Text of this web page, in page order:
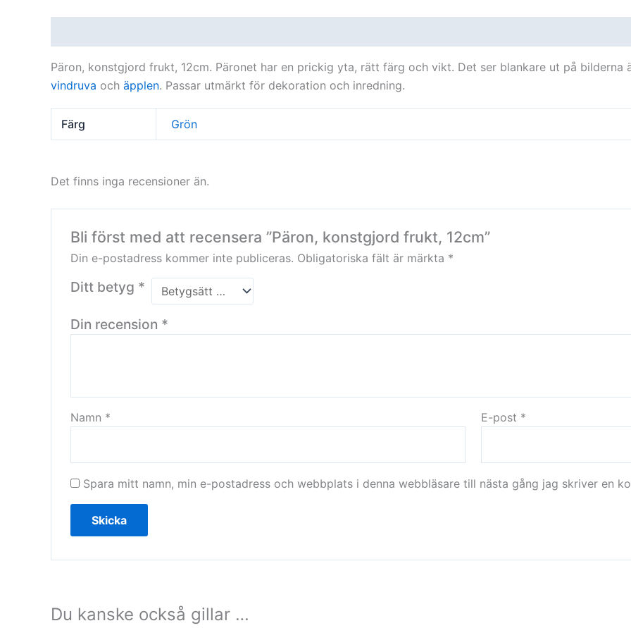
Päron, konstgjord frukt, 12cm. Päronet har en prickig yta, rätt färg och vikt. Det ser blankare ut på
vindruva och äpplen. Passar utmärkt för dekoration och inredning.
Färg Grön
Det finns inga recensioner än.
Bli först med att recensera ”Päron, konstgjord frukt, 12cm”
Din e-postadress kommer inte publiceras. Obligatoriska fält är märkta *
Ditt betyg *
Din recension *
Namn * E-post *
Spara mitt namn, min e-postadress och webbplats i denna webbläsare till nästa gång jag skriver en
Du kanske också gillar …